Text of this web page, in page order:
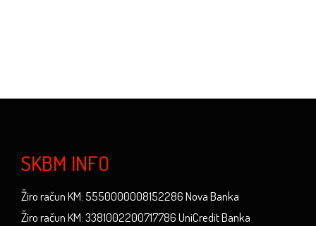
SKBM INFO
Žiro račun KM: 5550000008152286 Nova Banka
Žiro račun KM: 3381002200717786 UniCredit Banka